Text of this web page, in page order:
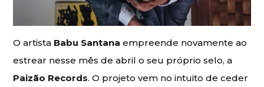
O artista Babu Santana empreende novamente ao
estrear nesse mês de abril o seu próprio selo, a
Paizão Records. O projeto vem no intuito de ceder